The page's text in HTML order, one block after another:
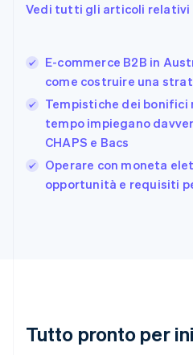
Vedi tutti gli articoli relativi
E-commerce B2B in
come costruire una
Tempistiche dei bonifici
tempo impiegano
CHAPS e Bacs
Operare con moneta
opportunità e requisiti
Tutto pronto per
Francia
DeutschEnglish
Giappone
日本語 English
Gibilterra
English
Grecia
English
India
English
Lituania